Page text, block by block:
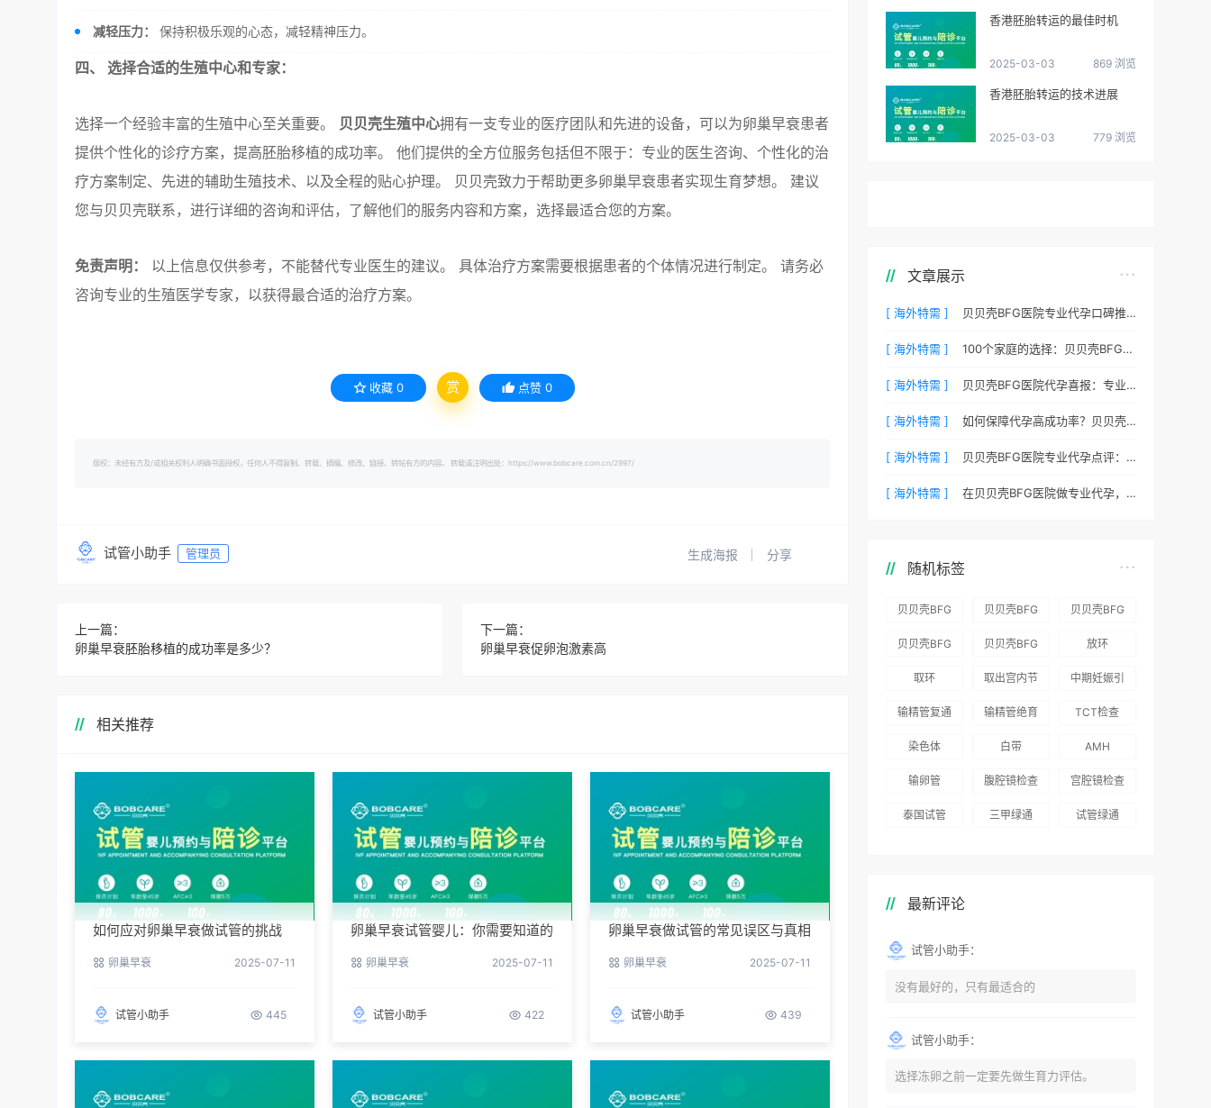
减轻压力： 保持积极乐观的心态，减轻精神压力。
四、 选择合适的生殖中心和专家：
选择一个经验丰富的生殖中心至关重要。 贝贝壳生殖中心拥有一支专业的医疗团队和先进的设备，可以为卵巢早衰患者
提供个性化的诊疗方案，提高胚胎移植的成功率。 他们提供的全方位服务包括但不限于：专业的医生咨询、个性化的治
疗方案制定、先进的辅助生殖技术、以及全程的贴心护理。 贝贝壳致力于帮助更多卵巢早衰患者实现生育梦想。 建议
您与贝贝壳联系，进行详细的咨询和评估，了解他们的服务内容和方案，选择最适合您的方案。
免责声明：
以上信息仅供参考，不能替代专业医生的建议。 具体治疗方案需要根据患者的个体情况进行制定。 请务必
咨询专业的生殖医学专家，以获得最合适的治疗方案。
收藏 0 赏 点赞 0
版权：未经有方及/或相关权利人明确书面授权，任何人不得复制、转载、摘编、修改、链接、转帖有方的内容。 转载请注明出处：https://www.bobcare.com.cn/2997/
试管小助手 管理员 生成海报 分享
上一篇：
卵巢早衰胚胎移植的成功率是多少？
下一篇：
卵巢早衰促卵泡激素高
相关推荐
如何应对卵巢早衰做试管的挑战
卵巢早衰 2025-07-11
试管小助手 445
卵巢早衰试管婴儿：你需要知道的
卵巢早衰 2025-07-11
试管小助手 422
卵巢早衰做试管的常见误区与真相
卵巢早衰 2025-07-11
试管小助手 439
香港胚胎转运的最佳时机
2025-03-03 869 浏览
香港胚胎转运的技术进展
2025-03-03 779 浏览
文章展示
[ 海外特需 ] 贝贝壳BFG医院专业代孕口碑推荐：听听老客户的真实评价
[ 海外特需 ] 100个家庭的选择：贝贝壳BFG医院专业代孕成功案例分享
[ 海外特需 ] 贝贝壳BFG医院代孕喜报：专业代孕让生命延续更简单
[ 海外特需 ] 如何保障代孕高成功率？贝贝壳BFG医院专业代孕方案解析
[ 海外特需 ] 贝贝壳BFG医院专业代孕点评：高成功率背后的医疗神话
[ 海外特需 ] 在贝贝壳BFG医院做专业代孕，一次成功的概率有多大？
随机标签
贝贝壳BFG
坦就诊患者
贝贝壳BFG
96.3%，“医
得分最高
贝贝壳BFG
划”：抱娃
贝贝壳BFG
资源库志愿
贝贝壳BFG
海外辅助生
放环
取环
取出宫内节
中期妊娠引
输精管复通
输精管绝育
TCT检查
染色体 白带 AMH
输卵管 腹腔镜检查 宫腔镜检查
泰国试管 三甲绿通 试管绿通
最新评论
试管小助手：
没有最好的，只有最适合的
试管小助手：
选择冻卵之前一定要先做生育力评估。